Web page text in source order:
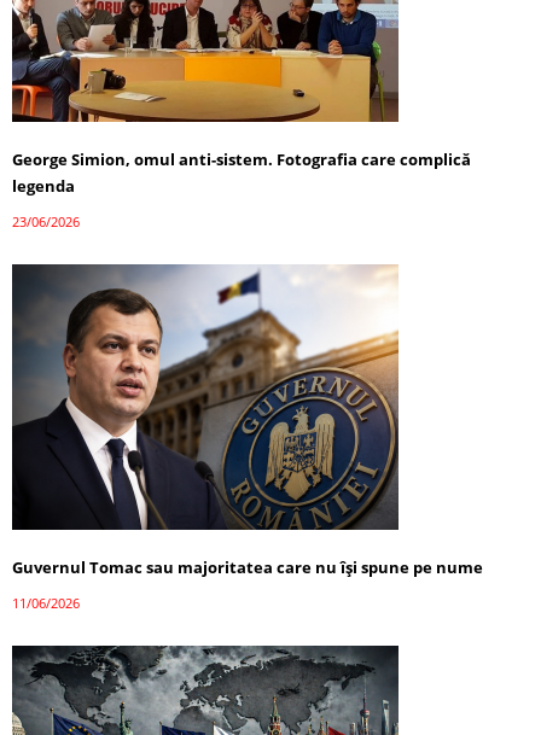
George Simion, omul anti-sistem. Fotografia care complică
legenda
23/06/2026
Guvernul Tomac sau majoritatea care nu își spune pe nume
11/06/2026